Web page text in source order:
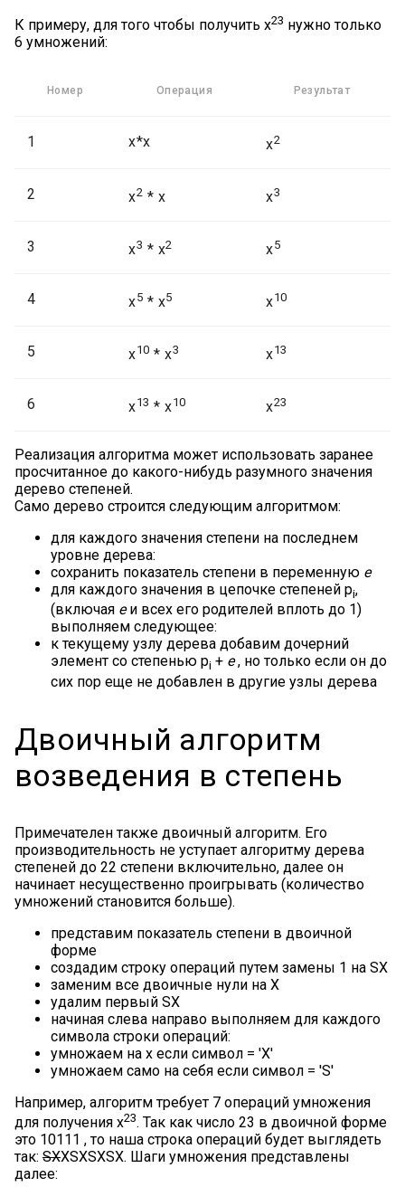
К примеру, для того чтобы получить x23 нужно только
6 умножений:
Номер Операция Результат
1 x*x x2
2 x2 * x x3
3 x3 * x2 x5
4 x5 * x5 x10
5 x10 * x3 x13
6 x13 * x10 x23
Реализация алгоритма может использовать заранее
просчитанное до какого-нибудь разумного значения
дерево степеней.
Само дерево строится следующим алгоритмом:
для каждого значения степени на последнем
уровне дерева:
сохранить показатель степени в переменную e
для каждого значения в цепочке степеней pi,
(включая eи всех его родителей вплоть до 1)
выполняем следующее:
к текущему узлу дерева добавим дочерний
элемент со степенью pi + e, но только если он до
сих пор еще не добавлен в другие узлы дерева
Двоичный алгоритм
возведения в степень
Примечателен также двоичный алгоритм. Его
производительность не уступает алгоритму дерева
степеней до 22 степени включительно, далее он
начинает несущественно проигрывать (количество
умножений становится больше).
представим показатель степени в двоичной
форме
создадим строку операций путем замены 1 на SX
заменим все двоичные нули на X
удалим первый SX
начиная слева направо выполняем для каждого
символа строки операций:
умножаем на x если символ = 'X'
умножаем само на себя если символ = 'S'
Например, алгоритм требует 7 операций умножения
для получения x23. Так как число 23 в двоичной форме
это 10111 , то наша строка операций будет выглядеть
так: SXXSXSXSX. Шаги умножения представлены
далее: